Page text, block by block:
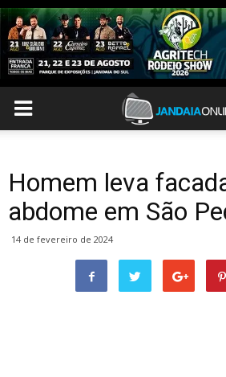
Homem leva
abdome em São
14 de fevereiro de 2024